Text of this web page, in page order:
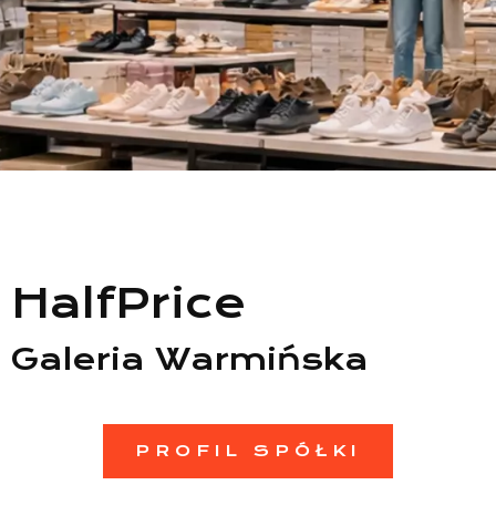
Lista sklepów
HalfPrice
Galeria Warmińska
PROFIL SPÓŁKI